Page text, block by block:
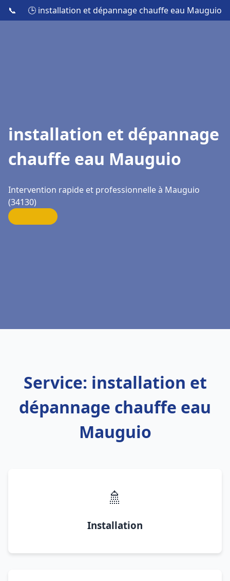
📞 🕒 installation et dépannage chauffe eau Mauguio
installation et dépannage
chauffe eau Mauguio
Intervention rapide et professionnelle à Mauguio
(34130)
Service: installation et
dépannage chauffe eau
Mauguio
🚿
Installation